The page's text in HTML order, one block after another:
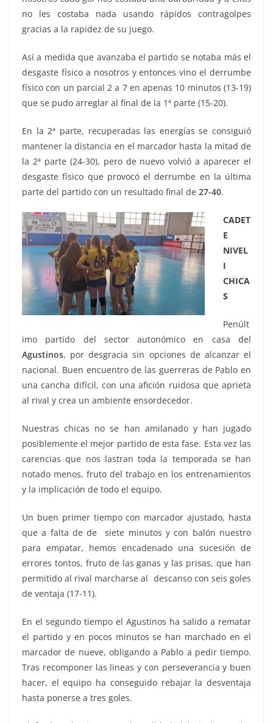
no les costaba nada usando rápidos contragolpes
gracias a la rapidez de su juego.
Así a medida que avanzaba el partido se notaba más el
desgaste físico a nosotros y entonces vino el derrumbe
físico con un parcial 2 a 7 en apenas 10 minutos (13-19)
que se pudo arreglar al final de la 1ª parte (15-20).
En la 2ª parte, recuperadas las energías se consiguió
mantener la distancia en el marcador hasta la mitad de
la 2ª parte (24-30), pero de nuevo volvió a aparecer el
desgaste físico que provocó el derrumbe en la última
parte del partido con un resultado final de 27-40.
CADET
E
NIVEL
I
CHICA
S
Penúlt
imo partido del sector autonómico en casa del
Agustinos, por desgracia sin opciones de alcanzar el
nacional. Buen encuentro de las guerreras de Pablo en
una cancha difícil, con una afición ruidosa que aprieta
al rival y crea un ambiente ensordecedor.
Nuestras chicas no se han amilanado y han jugado
posiblemente el mejor partido de esta fase. Esta vez las
carencias que nos lastran toda la temporada se han
notado menos, fruto del trabajo en los entrenamientos
y la implicación de todo el equipo.
Un buen primer tiempo con marcador ajustado, hasta
que a falta de de siete minutos y con balón nuestro
para empatar, hemos encadenado una sucesión de
errores tontos, fruto de las ganas y las prisas, que han
permitido al rival marcharse al descanso con seis goles
de ventaja (17-11).
En el segundo tiempo el Agustinos ha salido a rematar
el partido y en pocos minutos se han marchado en el
marcador de nueve, obligando a Pablo a pedir tiempo.
Tras recomponer las lineas y con perseverancia y buen
hacer, el equipo ha conseguido rebajar la desventaja
hasta ponerse a tres goles.